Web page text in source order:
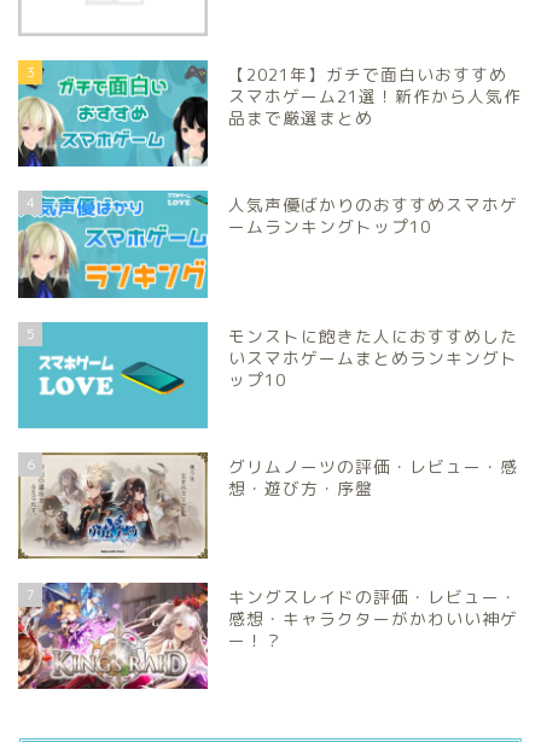
3
【2021年】ガチで面白いおすすめ
スマホゲーム21選！新作から人気作
品まで厳選まとめ
4
人気声優ばかりのおすすめスマホゲ
ームランキングトップ10
5
モンストに飽きた人におすすめした
いスマホゲームまとめランキングト
ップ10
6
グリムノーツの評価・レビュー・感
想・遊び方・序盤
7
キングスレイドの評価・レビュー・
感想・キャラクターがかわいい神ゲ
ー！？